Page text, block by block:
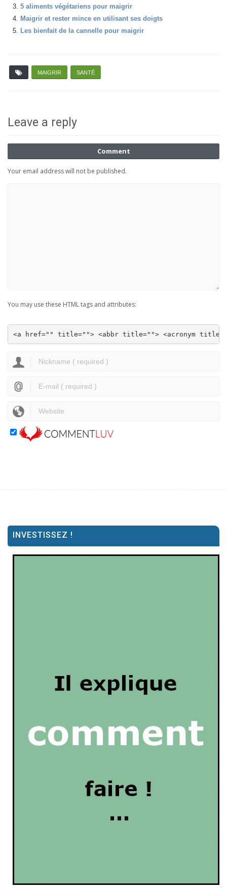
5 aliments végétariens pour maigrir
Maigrir et rester mince en utilisant ses doigts
Les bienfait de la cannelle pour maigrir
MAIGRIR SANTÉ
Leave a reply
Comment
Your email address will not be published.
You may use these HTML tags and attributes:
<a href="" title=""> <abbr title=""> <acronym
INVESTISSEZ !